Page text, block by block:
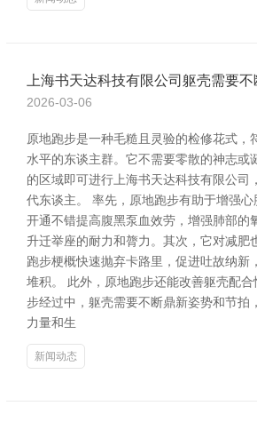
上海书天达科技有限公司躯壳需要
2026-03-06
原地跑步是一种毛糙且灵验的检修花式，
水平的东谈主群。它不需要零散的神志或
的区域即可进行上海书天达科技有限公司
代东谈主。 率先，原地跑步有助于增强
开通不错提高腹黑泵血效劳，增强肺部的
升迁举座的耐力和膂力。其次，它对减肥
跑步梗概快速抛弃卡路里，促进吐故纳新
堆积。 此外，原地跑步还能改善躯壳配
步经过中，躯壳需要不断鼎新姿势和节拍
力量和生
新闻动态